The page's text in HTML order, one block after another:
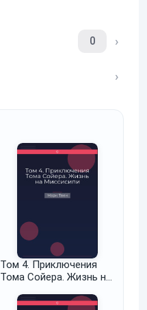
0
Том 4. Приключения
Тома Сойера. Жизнь на